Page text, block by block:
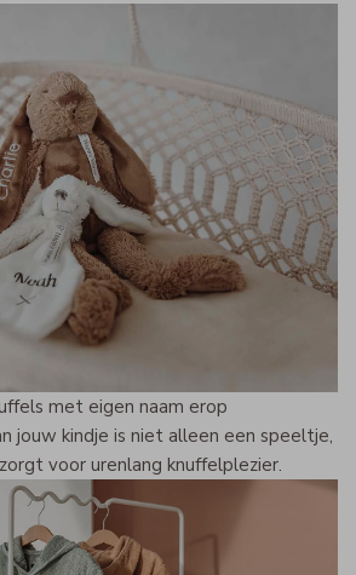
met eigen naam erop
jouw kindje is niet alleen een speeltje,
voor urenlang knuffelplezier.